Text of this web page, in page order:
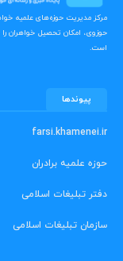
مرکز مدیریت حوزه‌های علمیه
حوزوی، امکان تحصیل خواهران
است.
پیوندها
farsi.khamenei.ir
حوزه علمیه برادران
دفتر تبلیغات اسلامی
سازمان تبلیغات اسلامی